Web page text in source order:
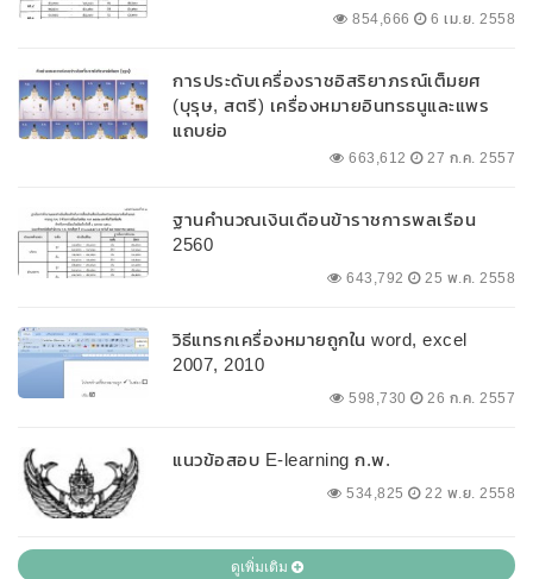
854,666 6 เม.ย. 2558
การประดับเครื่องราชอิสริยาภรณ์เต็มยศ
(บุรุษ, สตรี) เครื่องหมายอินทรธนูและแพร
แถบย่อ
663,612 27 ก.ค. 2557
ฐานคำนวณเงินเดือนข้าราชการพลเรือน
2560
643,792 25 พ.ค. 2558
วิธีแทรกเครื่องหมายถูกใน word, excel
2007, 2010
598,730 26 ก.ค. 2557
แนวข้อสอบ E-learning ก.พ.
534,825 22 พ.ย. 2558
ดูเพิ่มเติม